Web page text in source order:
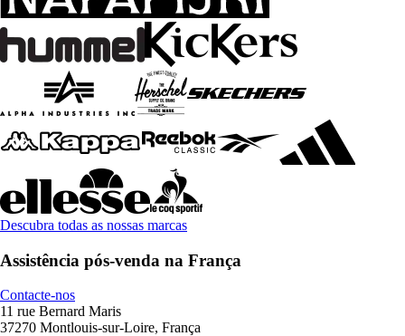
Descubra todas as nossas marcas
Assistência pós-venda na França
Contacte-nos
11 rue Bernard Maris
37270 Montlouis-sur-Loire, França